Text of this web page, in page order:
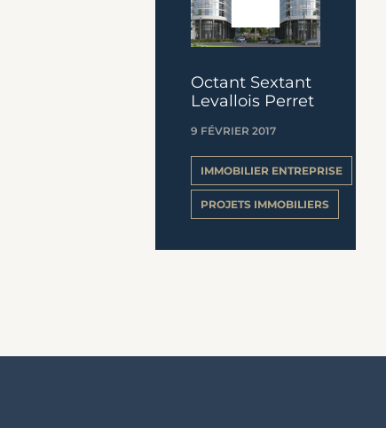
Octant Sextant
Levallois Perret
9 FÉVRIER 2017
IMMOBILIER ENTREPRISE
PROJETS IMMOBILIERS